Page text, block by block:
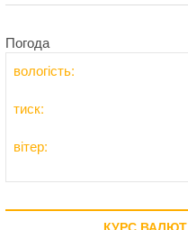
Погода
вологість:
тиск:
вітер: